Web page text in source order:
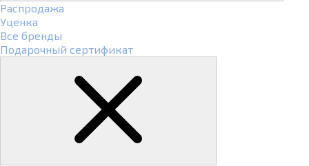
Распродажа
Уценка
Все бренды
Подарочный сертификат